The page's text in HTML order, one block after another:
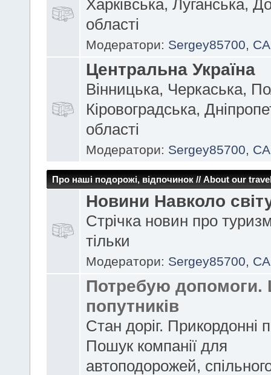
Харківська, Луганська,
області
Модератори: Sergey85700,
Центральна Україна
Вінницька, Черкаська,
Кіровоградська,
області
Модератори: Sergey85700,
Про наші подорожі, відпочинок // About our
Новини Навколо
Стрічка новин про
тільки
Модератори: Sergey85700,
Потребую
попутників
Стан доріг. Прикордонні
Пошук компанії для
автоподорожей,